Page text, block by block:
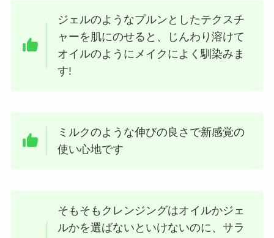
ジェルのようなプルンとしたテクスチ
ャーを肌にのせると、じんわり溶けて
オイルのようにメイクによく馴染みま
す!
ミルクのような伸びの良さで新感覚の
使い心地です
そもそもクレンジングはオイルかジェ
ルかを選ばないといけないのに、サラ